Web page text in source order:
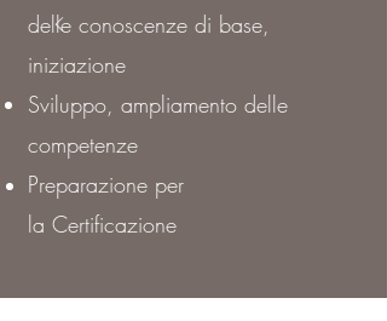
delle conoscenze di base,
iniziazione
Sviluppo, ampliamento delle
competenze
Preparazione per
la Certificazione